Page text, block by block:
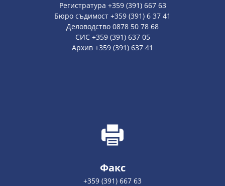
Регистратура +359 (391) 667 63
Бюро съдимост +359 (391) 6 37 41
Деловодство 0878 50 78 68
СИС +359 (391) 637 05
Архив +359 (391) 637 41
Факс
+359 (391) 667 63